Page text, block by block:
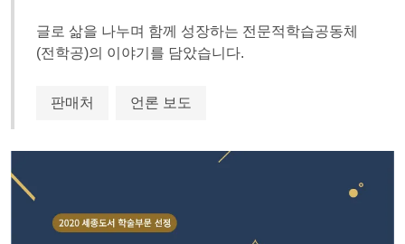
글로 삶을 나누며 함께 성장하는 전문적학습공동체
(전학공)의 이야기를 담았습니다.
판매처 언론 보도